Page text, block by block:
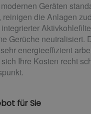
Geräten
reinigen die Anlagen
Gerüche neutralisiert.
energieeffizient
Ihre Kosten recht
für Sie